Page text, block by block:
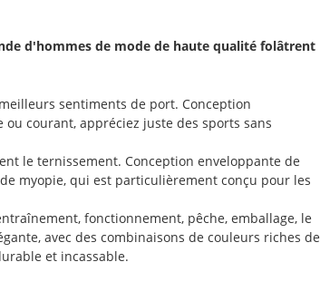
d'hommes de mode de haute qualité folâtrent
sentiments de port. Conception
courant, appréciez juste des sports sans
le ternissement. Conception enveloppante de
myopie, qui est particulièrement conçu pour les
fonctionnement, pêche, emballage, le
avec des combinaisons de couleurs riches de
et incassable.